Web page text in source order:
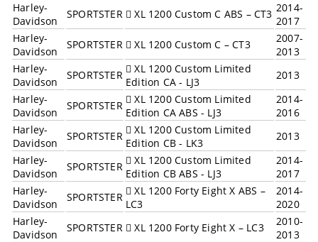
Harley-
Davidson
SPORTSTER XL 1200 Custom C ABS – CT3 2014-
2017
Harley-
Davidson
SPORTSTER XL 1200 Custom C – CT3
2007-
2013
Harley-
Davidson
SPORTSTER
XL 1200 Custom Limited
Edition CA - LJ3
2013
Harley-
Davidson
SPORTSTER
XL 1200 Custom Limited
Edition CA ABS - LJ3
2014-
2016
Harley-
Davidson
SPORTSTER
XL 1200 Custom Limited
Edition CB - LK3
2013
Harley-
Davidson
SPORTSTER
XL 1200 Custom Limited
Edition CB ABS - LJ3
2014-
2017
Harley-
Davidson
SPORTSTER
XL 1200 Forty Eight X ABS –
LC3
2014-
2020
Harley-
Davidson
SPORTSTER XL 1200 Forty Eight X – LC3
2010-
2013